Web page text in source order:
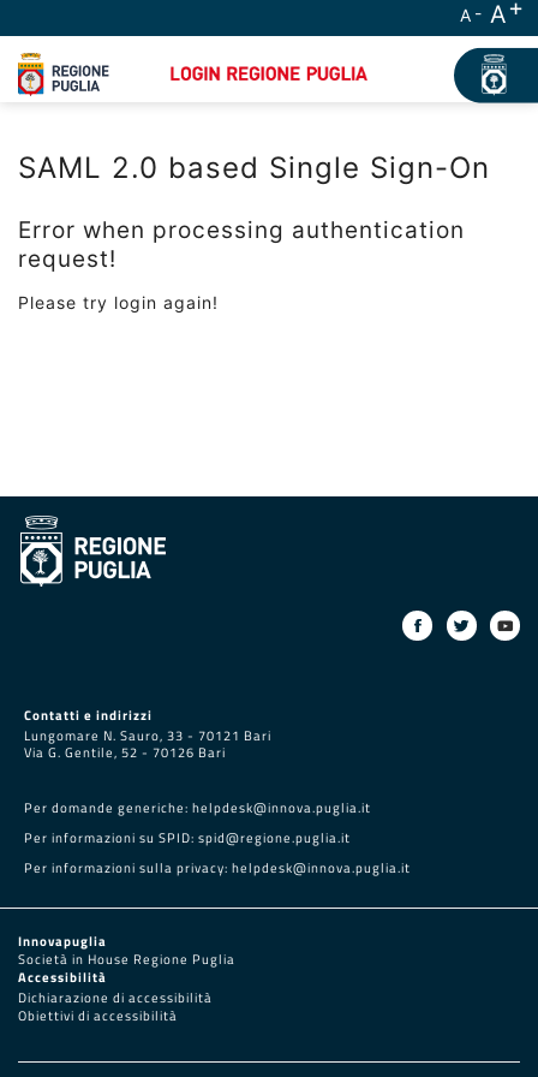
A A
SAML 2.0 based Single Sign-On
Error when processing authentication
request!
Please try login again!
Contatti e indirizzi
Lungomare N. Sauro, 33 - 70121 Bari
Via G. Gentile, 52 - 70126 Bari
Per domande generiche: helpdesk@innova.puglia.it
Per informazioni su SPID: spid@regione.puglia.it
Per informazioni sulla privacy: helpdesk@innova.puglia.it
Innovapuglia
Società in House Regione Puglia
Accessibilità
Dichiarazione di accessibilità
Obiettivi di accessibilità